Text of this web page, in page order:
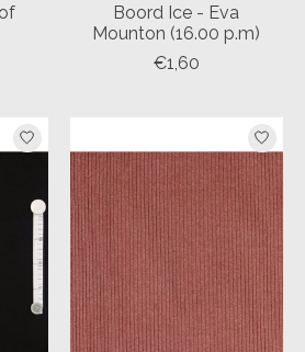
Boord Ice - Eva
Mounton (16.00 p.m)
€1,60